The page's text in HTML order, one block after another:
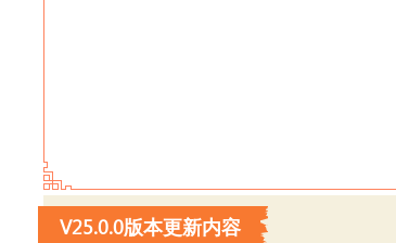
V25.0.0版本更新内容